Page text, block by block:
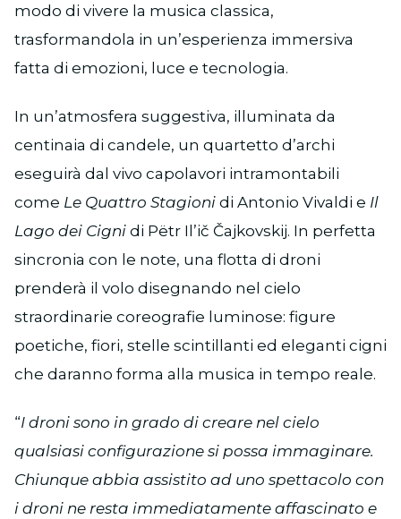
modo di vivere la musica classica,
trasformandola in un’esperienza immersiva
fatta di emozioni, luce e tecnologia.
In un’atmosfera suggestiva, illuminata da
centinaia di candele, un quartetto d’archi
eseguirà dal vivo capolavori intramontabili
come Le Quattro Stagioni di Antonio Vivaldi e Il
Lago dei Cigni di Pëtr Il’ič Čajkovskij. In perfetta
sincronia con le note, una flotta di droni
prenderà il volo disegnando nel cielo
straordinarie coreografie luminose: figure
poetiche, fiori, stelle scintillanti ed eleganti cigni
che daranno forma alla musica in tempo reale.
“I droni sono in grado di creare nel cielo
qualsiasi configurazione si possa immaginare.
Chiunque abbia assistito ad uno spettacolo con
i droni ne resta immediatamente affascinato e